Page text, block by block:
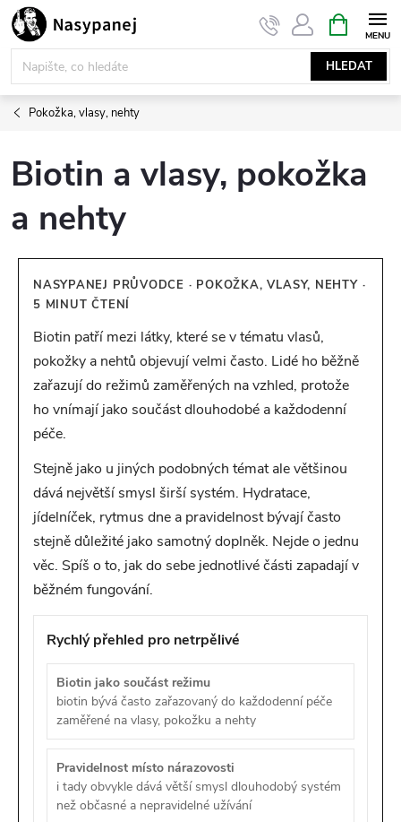
Přejít
na
obsah
HLEDAT
NÁKUPNÍ
KOŠÍK
Pokožka, vlasy, nehty
Biotin a vlasy, pokožka
a nehty
NASYPANEJ PRŮVODCE · POKOŽKA, VLASY, NEHTY ·
5 MINUT ČTENÍ
Biotin patří mezi látky, které se v tématu vlasů,
pokožky a nehtů objevují velmi často. Lidé ho běžně
zařazují do režimů zaměřených na vzhled, protože
ho vnímají jako součást dlouhodobé a každodenní
péče.
Stejně jako u jiných podobných témat ale většinou
dává největší smysl širší systém. Hydratace,
jídelníček, rytmus dne a pravidelnost bývají často
stejně důležité jako samotný doplněk. Nejde o jednu
věc. Spíš o to, jak do sebe jednotlivé části zapadají v
běžném fungování.
Rychlý přehled pro netrpělivé
Biotin jako součást režimu
biotin bývá často zařazovaný do každodenní péče
zaměřené na vlasy, pokožku a nehty
Pravidelnost místo nárazovosti
i tady obvykle dává větší smysl dlouhodobý systém
než občasné a nepravidelné užívání